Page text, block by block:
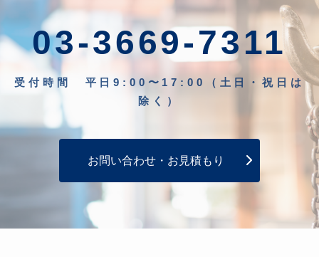
03-3669-7311
受付時間 平日9:00〜17:00（土日・祝日は
除く）
お問い合わせ・お見積もり